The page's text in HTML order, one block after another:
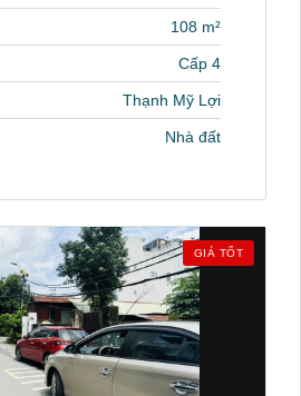
108 m²
Cấp 4
Thạnh Mỹ Lợi
Nhà đất
GIÁ TỐT